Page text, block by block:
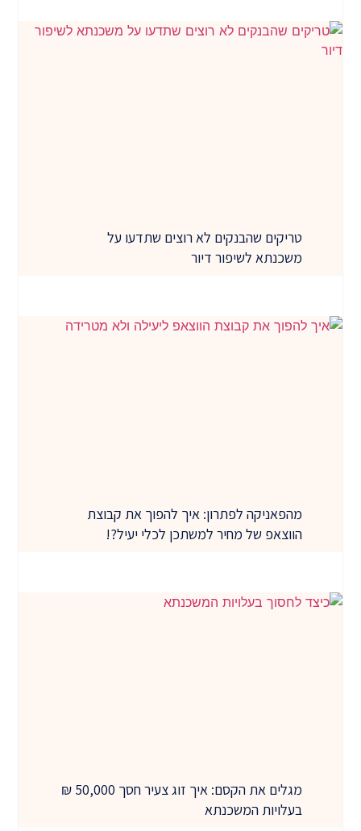
טריקים שהבנקים לא רוצים שתדעו על
משכנתא לשיפור דיור
מהפאניקה לפתרון: איך להפוך את קבוצת
הווצאפ של מחיר למשתכן לכלי יעיל?!
מגלים את הקסם: איך זוג צעיר חסך 50,000 ₪
בעלויות המשכנתא